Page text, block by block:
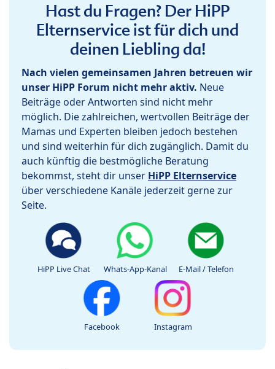
Hast du Fragen? Der HiPP
Elternservice ist für dich und
deinen Liebling da!
Nach vielen gemeinsamen Jahren betreuen wir
unser HiPP Forum nicht mehr aktiv. Neue
Beiträge oder Antworten sind nicht mehr
möglich. Die zahlreichen, wertvollen Beiträge der
Mamas und Experten bleiben jedoch bestehen
und sind weiterhin für dich zugänglich. Damit du
auch künftig die bestmögliche Beratung
bekommst, steht dir unser HiPP Elternservice
über verschiedene Kanäle jederzeit gerne zur
Seite.
HiPP Live Chat Whats-App-Kanal E-Mail / Telefon
Facebook Instagram